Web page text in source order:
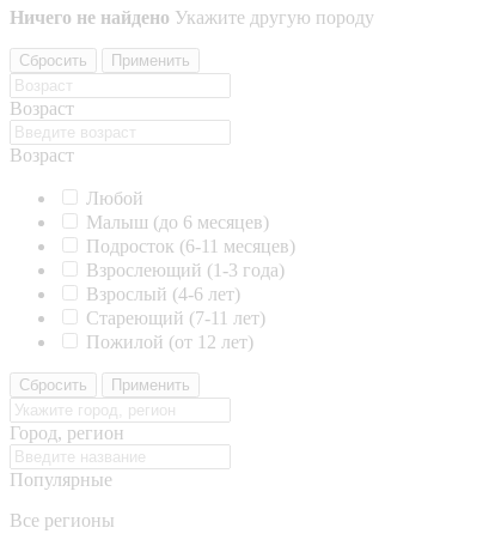
Ничего не найдено Укажите другую породу
Сбросить Применить
Возраст
Возраст
Любой
Малыш (до 6 месяцев)
Подросток (6-11 месяцев)
Взрослеющий (1-3 года)
Взрослый (4-6 лет)
Стареющий (7-11 лет)
Пожилой (от 12 лет)
Сбросить Применить
Город, регион
Популярные
Все регионы